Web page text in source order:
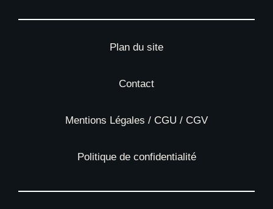
Plan du site
Contact
Mentions Légales / CGU / CGV
Politique de confidentialité